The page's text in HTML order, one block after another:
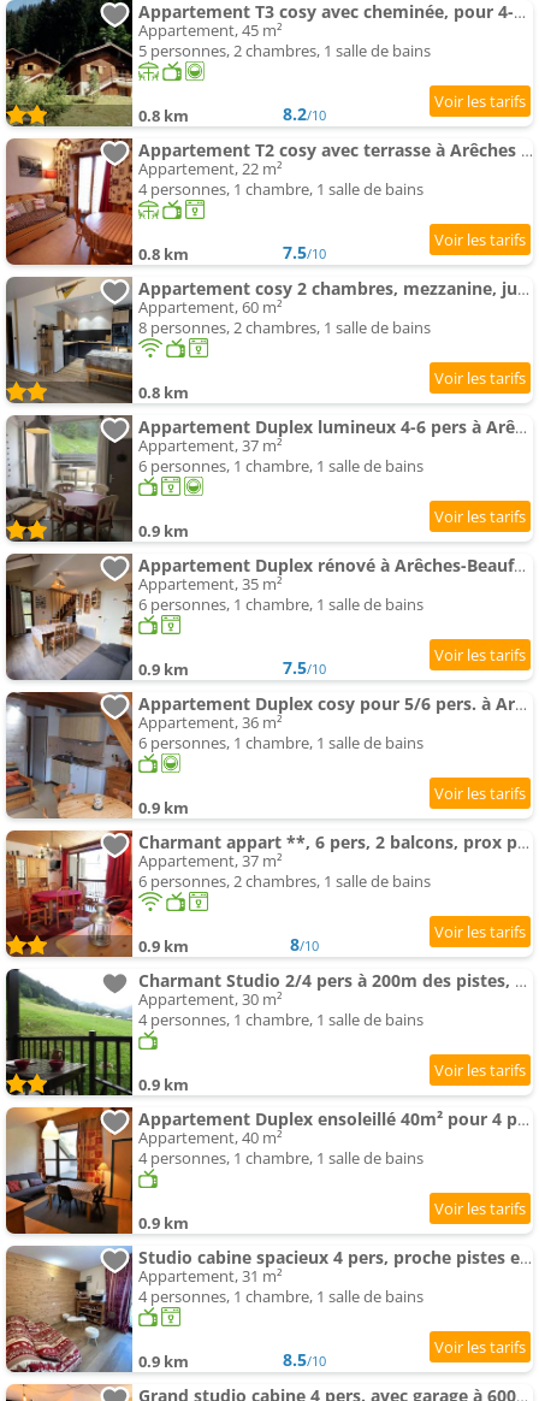
Appartement T3 cosy avec cheminée, pour 4-5 pers., skis aux pieds, terrasse sud/ouest, calme à Arêches-Beaufort
Appartement, 45 m²
5 personnes, 2 chambres, 1 salle de bains
0.8 km 8.2/10
Appartement T2 cosy avec terrasse à Arêches pour 4 pers, proche pistes et navette - FR-1-342-213
Appartement, 22 m²
4 personnes, 1 chambre, 1 salle de bains
0.8 km 7.5/10
Appartement cosy 2 chambres, mezzanine, jusqu'à 8 pers, Arêches-Beaufort - FR-1-342-338
Appartement, 60 m²
8 personnes, 2 chambres, 1 salle de bains
0.8 km
Appartement Duplex lumineux 4-6 pers à Arêches-Beaufort, proche pistes - FR-1-342-216
Appartement, 37 m²
6 personnes, 1 chambre, 1 salle de bains
0.9 km
Appartement Duplex rénové à Arêches-Beaufort pour 6 pers, loggia calme - FR-1-342-311
Appartement, 35 m²
6 personnes, 1 chambre, 1 salle de bains
0.9 km 7.5/10
Appartement Duplex cosy pour 5/6 pers. à Arêches-Beaufort, ski-in/ski-out - FR-1-342-326
Appartement, 36 m²
6 personnes, 1 chambre, 1 salle de bains
0.9 km
Charmant appart **, 6 pers, 2 balcons, prox pistes & village, parking gratuit - FR-1-342-147
Appartement, 37 m²
6 personnes, 2 chambres, 1 salle de bains
0.9 km 8/10
Charmant Studio 2/4 pers à 200m des pistes, balcon sud, animaux admis - FR-1-342-148
Appartement, 30 m²
4 personnes, 1 chambre, 1 salle de bains
0.9 km
Appartement Duplex ensoleillé 40m² pour 4 pers. - Loggia, Wifi, proche commerces et navette enfants - FR-1-342-2
Appartement, 40 m²
4 personnes, 1 chambre, 1 salle de bains
0.9 km
Studio cabine spacieux 4 pers, proche pistes et village, balcon et parking, Arêches-Beaufort - FR-1-
Appartement, 31 m²
4 personnes, 1 chambre, 1 salle de bains
0.9 km 8.5/10
Grand studio cabine 4 pers. avec garage à 600m des remontées mécaniques - FR-1-342-334